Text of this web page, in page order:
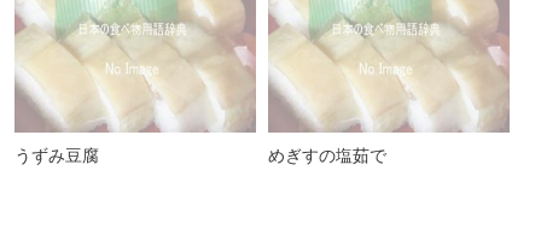
うずみ豆腐 めぎすの塩茹で